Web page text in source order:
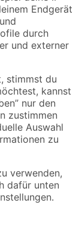
sind unter
beziehen
hier